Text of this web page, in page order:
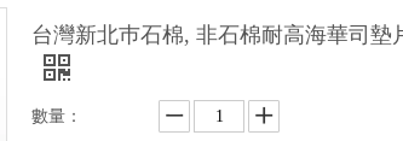
台灣新北巿石棉, 非石棉耐高海華司墊
數量：